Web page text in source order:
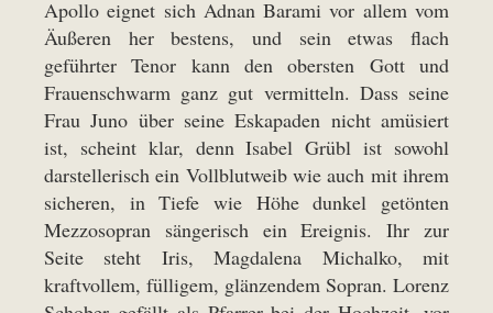
Apollo eignet sich Adnan Barami vor allem vom
Äußeren her bestens, und sein etwas flach
geführter Tenor kann den obersten Gott und
Frauenschwarm ganz gut vermitteln. Dass seine
Frau Juno über seine Eskapaden nicht amüsiert
ist, scheint klar, denn Isabel Grübl ist sowohl
darstellerisch ein Vollblutweib wie auch mit ihrem
sicheren, in Tiefe wie Höhe dunkel getönten
Mezzosopran sängerisch ein Ereignis. Ihr zur
Seite steht Iris, Magdalena Michalko, mit
kraftvollem, fülligem, glänzendem Sopran. Lorenz